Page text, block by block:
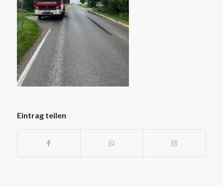
Eintrag teilen